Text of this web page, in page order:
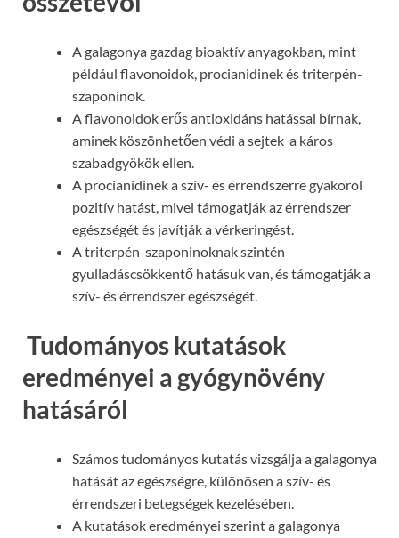
A galagonya gazdag bioaktív anyagokban, mint
például flavonoidok, procianidinek és triterpén-
szaponinok.
A flavonoidok erős antioxidáns hatással bírnak,
aminek köszönhetően védi a sejtek a káros
szabadgyökök ellen.
A procianidinek a szív- és érrendszerre gyakorol ​​
pozitív hatást, mivel támogatják az érrendszer
egészségét és javítják a vérkeringést.
A triterpén-szaponinoknak szintén
gyulladáscsökkentő hatásuk van, és támogatják a
szív- és érrendszer egészségét.
Tudományos kutatások
eredményei a gyógynövény
hatásáról
Számos tudományos kutatás vizsgálja a galagonya
hatását az egészségre, különösen a szív- és
érrendszeri betegségek kezelésében.
A kutatások eredményei szerint a galagonya